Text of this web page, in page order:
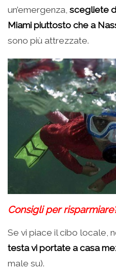
un’emergenza, scegliete
Miami piuttosto che a
sono più attrezzate.
Consigli per
Se vi piace il cibo locale,
testa vi portate a casa
male su).